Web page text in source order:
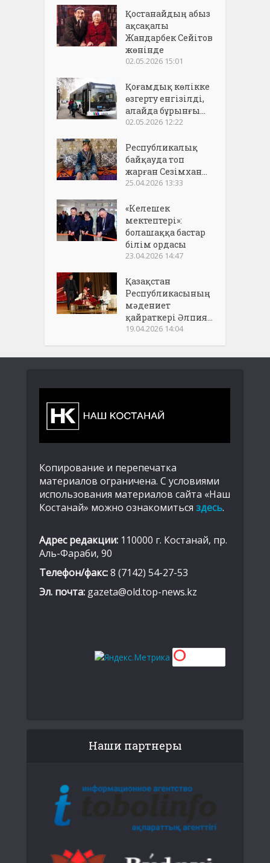
Қостанайдың абыз
ақсақалы
Жандарбек Сейітов
жөнінде
02.05.2026 15:01
Қоғамдық көлікке
өзгерту енгізілді,
алайда бұрынғы...
02.05.2026 12:22
Республикалық
байқауда топ
жарған Сезімхан...
25.04.2026 13:33
«Келешек
мектептері»:
болашаққа бастар
білім ордасы
23.04.2026 14:47
Қазақстан
Республикасының
мәдениет
қайраткері Әлпия...
19.04.2026 14:04
Копирование и перепечатка
материалов ограничена. С условиями
использования материалов сайта «Наш
Костанай» можно ознакомиться здесь.
Адрес редакции: 110000 г. Костанай, пр.
Аль-Фараби, 90
Телефон/факс:8 (7142) 54-27-53
Эл. почта: gazeta@old.top-news.kz
Наши партнеры